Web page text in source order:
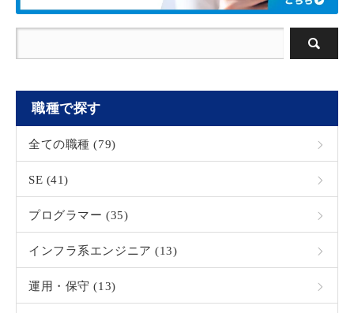
職種で探す
全ての職種 (79)
SE (41)
プログラマー (35)
インフラ系エンジニア (13)
運用・保守 (13)